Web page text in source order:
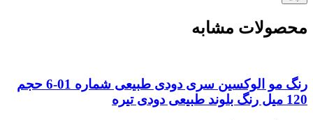
مشابه
رنگ مو الوکسین سری دودی طبیعی شماره 01-6 حجم
دودی تیره